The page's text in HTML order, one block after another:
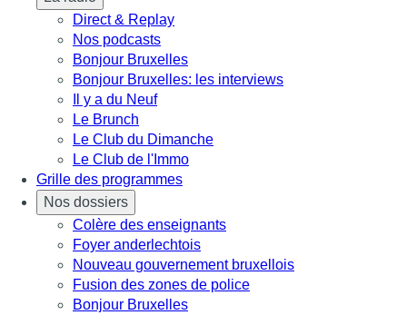
Direct & Replay
Nos podcasts
Bonjour Bruxelles
Bonjour Bruxelles: les interviews
Il y a du Neuf
Le Brunch
Le Club du Dimanche
Le Club de l'Immo
Grille des programmes
Nos dossiers
Colère des enseignants
Foyer anderlechtois
Nouveau gouvernement bruxellois
Fusion des zones de police
Bonjour Bruxelles